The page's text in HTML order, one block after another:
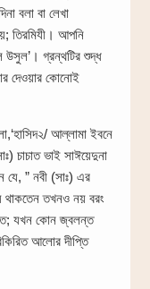
বলা বা লেখা
তিরমিযী। আপনি
উসুল’। গ্রন্থটির শুদ্ধ
দেওয়ার কোনোই
আল্লামা ইবনে
চাচাত ভাই সাঈয়েদুনা
যে, ” নবী (সাঃ) এর
থাকতেন তখনও নয় বরং
যখন কোন জ্বলন্ত
আলোর দীপ্তি